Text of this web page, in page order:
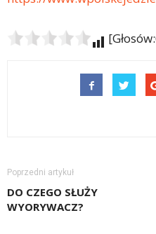
Poprzedni artykuł
DO CZEGO SŁUŻY
WYORYWACZ?